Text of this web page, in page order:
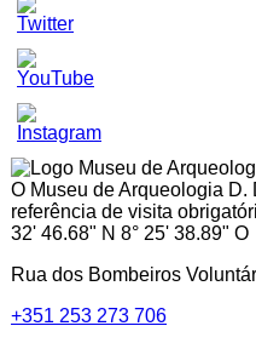
Set
Youtube
Channel
ID
O Museu de Arqueologia D.
referência de visita
32' 46.68" N 8° 25' 38.89" O
Rua dos Bombeiros
+351 253 273 706